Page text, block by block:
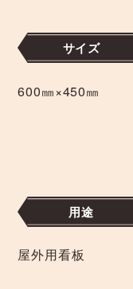
サイズ
600㎜×450㎜
用途
屋外用看板